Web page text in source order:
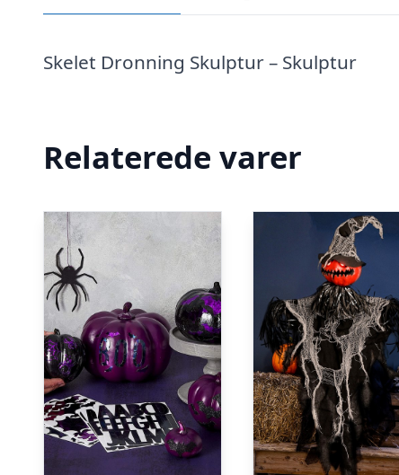
Skelet Dronning Skulptur – Skulptur
Relaterede varer